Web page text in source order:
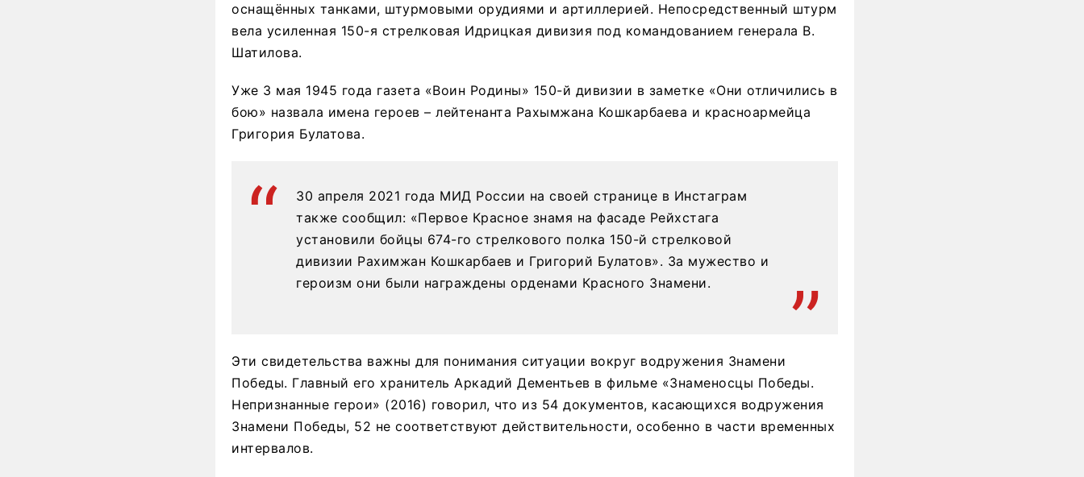
оснащённых танками, штурмовыми орудиями и артиллерией. Непосредственный штурм
вела усиленная 150-я стрелковая Идрицкая дивизия под командованием генерала В.
Шатилова.
Уже 3 мая 1945 года газета «Воин Родины» 150-й дивизии в заметке «Они отличились в
бою» назвала имена героев – лейтенанта Рахымжана Кошкарбаева и красноармейца
Григория Булатова.
30 апреля 2021 года МИД России на своей странице в Инстаграм
также сообщил: «Первое Красное знамя на фасаде Рейхстага
установили бойцы 674-го стрелкового полка 150-й стрелковой
дивизии Рахимжан Кошкарбаев и Григорий Булатов». За мужество и
героизм они были награждены орденами Красного Знамени.
Эти свидетельства важны для понимания ситуации вокруг водружения Знамени
Победы. Главный его хранитель Аркадий Дементьев в фильме «Знаменосцы Победы.
Непризнанные герои» (2016) говорил, что из 54 документов, касающихся водружения
Знамени Победы, 52 не соответствуют действительности, особенно в части временных
интервалов.